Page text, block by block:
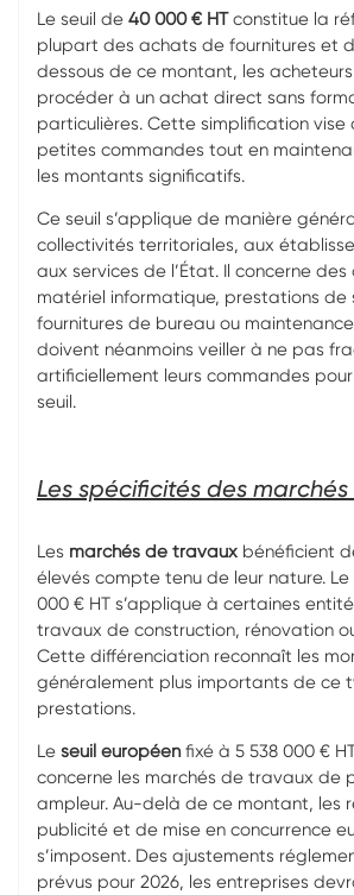
Le seuil de 40 000 € HTconstitue la
plupart des achats de fournitures et
dessous de ce montant, les
procéder à un achat direct sans
particulières. Cette simplification vise
petites commandes tout en
les montants significatifs.
Ce seuil s’applique de manière
collectivités territoriales, aux
aux services de l’État. Il concerne
matériel informatique, prestations de
fournitures de bureau ou
doivent néanmoins veiller à ne pas
artificiellement leurs commandes
seuil.
Les spécificités des
Les marchés de travaux bénéficient
élevés compte tenu de leur nature.
000 € HT s’applique à certaines
travaux de construction, rénovation
Cette différenciation reconnaît les
généralement plus importants de ce
prestations.
Le seuil européen fixé à 5 538 000 €
concerne les marchés de travaux de
ampleur. Au-delà de ce montant, les
publicité et de mise en concurrence
s’imposent. Des ajustements
prévus pour 2026, les entreprises